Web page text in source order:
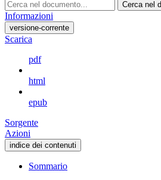
Cerca nel
Informazioni
versione-corrente
Scarica
pdf
html
epub
Sorgente
Azioni
indice dei contenuti
Sommario